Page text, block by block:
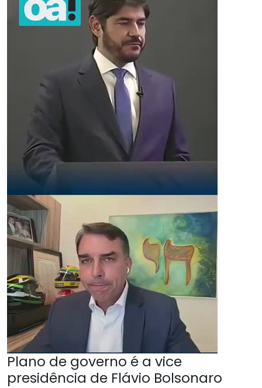
Plano de governo é a vice
presidência de Flávio Bolsonaro